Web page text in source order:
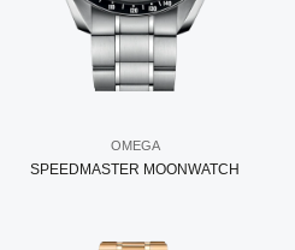
OMEGA
SPEEDMASTER MOONWATCH